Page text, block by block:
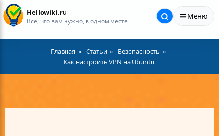
Hellowiki.ru
Всё, что вам нужно, в одном месте
Меню
Главная Статьи
Безопасность
Как настроить VPN на Ubuntu